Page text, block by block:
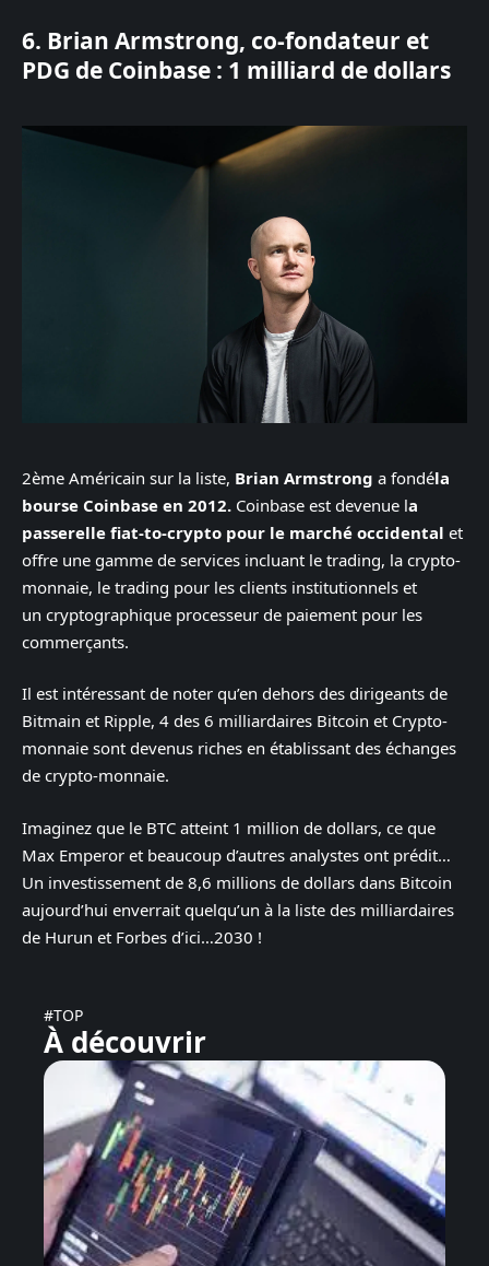
6. Brian Armstrong, co-fondateur et
PDG de Coinbase : 1 milliard de dollars
2ème Américain sur la liste, Brian Armstrong a fondéla
bourse Coinbase en 2012. Coinbase est devenue la
passerelle fiat-to-crypto pour le marché occidental et
offre une gamme de services incluant le trading, la crypto-
monnaie, le trading pour les clients institutionnels et
un cryptographique processeur de paiement pour les
commerçants.
Il est intéressant de noter qu’en dehors des dirigeants de
Bitmain et Ripple, 4 des 6 milliardaires Bitcoin et Crypto-
monnaie sont devenus riches en établissant des échanges
de crypto-monnaie.
Imaginez que le BTC atteint 1 million de dollars, ce que
Max Emperor et beaucoup d’autres analystes ont prédit…
Un investissement de 8,6 millions de dollars dans Bitcoin
aujourd’hui enverrait quelqu’un à la liste des milliardaires
de Hurun et Forbes d’ici…2030 !
#TOP
À découvrir